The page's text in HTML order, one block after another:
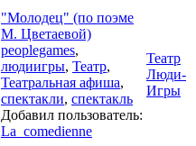
"Молодец" (по поэме
М. Цветаевой)
peoplegames,
людиигры, Театр,
Театральная афиша,
спектакли, спектакль
Добавил пользователь:
La_comedienne
Театр
Люди-
Игры